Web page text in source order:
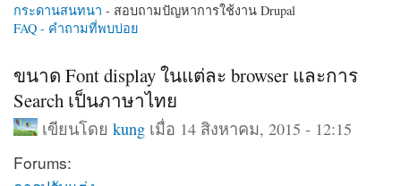
กระดานสนทนา - สอบถามปัญหาการใช้งาน Drupal
FAQ - คำถามที่พบบ่อย
ขนาด Font display ในแต่ละ browser และการ
Search เป็นภาษาไทย
เขียนโดย kungเมื่อ 14 สิงหาคม, 2015 - 12:15
Forums: